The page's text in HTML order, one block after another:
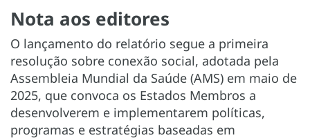
Nota aos editores
O lançamento do relatório segue a primeira
resolução sobre conexão social, adotada pela
Assembleia Mundial da Saúde (AMS) em maio de
2025, que convoca os Estados Membros a
desenvolverem e implementarem políticas,
programas e estratégias baseadas em